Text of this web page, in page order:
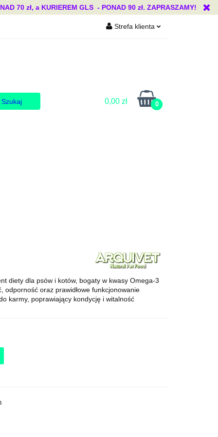
70 zł, a KURIEREM GLS - PONAD 90 zł. ZAPRASZAMY!
Strefa klienta
Zgody cookies
0,00 zł 0
diety dla psów i kotów, bogaty w kwasy Omega-3
oraz prawidłowe funkcjonowanie
karmy, poprawiający kondycję i witalność